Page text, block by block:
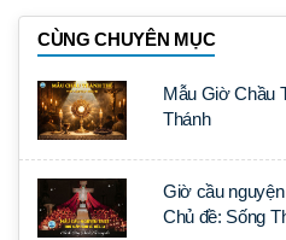
CÙNG CHUYÊN MỤC
Mẫu Giờ Chầu
Thánh
Giờ cầu
Chủ đề: Sống